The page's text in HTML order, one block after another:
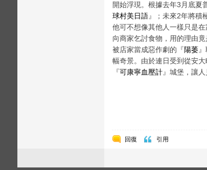
開始浮現。根據去年3月底夏
球村美日語』；未來2年將積
他可不想像其他人一樣只是
向商家乞討食物，用的理由
被店家當成惡作劇的『陽萎』
幅奇景。由於連日受到從安
『可康寧血壓計』城堡，讓人
回復 引用